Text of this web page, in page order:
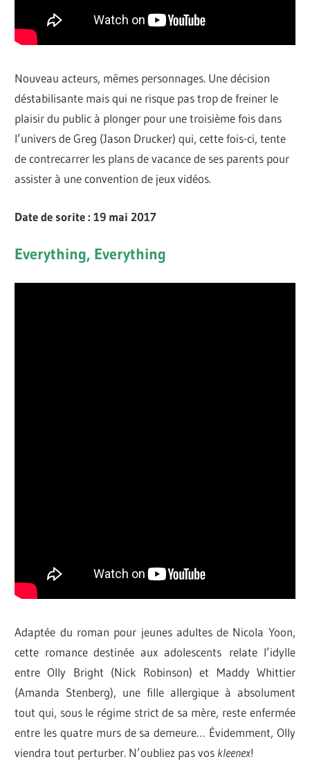
Nouveau acteurs, mêmes personnages. Une décision
déstabilisante mais qui ne risque pas trop de freiner le
plaisir du public à plonger pour une troisième fois dans
l’univers de Greg (Jason Drucker) qui, cette fois-ci, tente
de contrecarrer les plans de vacance de ses parents pour
assister à une convention de jeux vidéos.
Date de sorite : 19 mai 2017
Everything, Everything
Adaptée du roman pour jeunes adultes de Nicola Yoon,
cette romance destinée aux adolescents relate l’idylle
entre Olly Bright (Nick Robinson) et Maddy Whittier
(Amanda Stenberg), une fille allergique à absolument
tout qui, sous le régime strict de sa mère, reste enfermée
entre les quatre murs de sa demeure… Évidemment, Olly
viendra tout perturber. N’oubliez pas vos kleenex!